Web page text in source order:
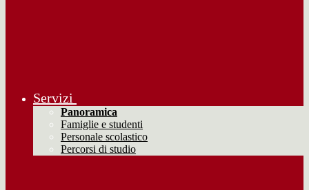
Servizi
Panoramica
Famiglie e studenti
Personale scolastico
Percorsi di studio